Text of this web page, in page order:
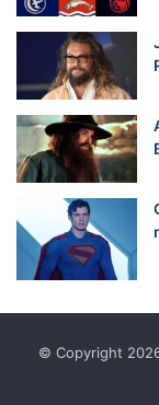
© Copyright